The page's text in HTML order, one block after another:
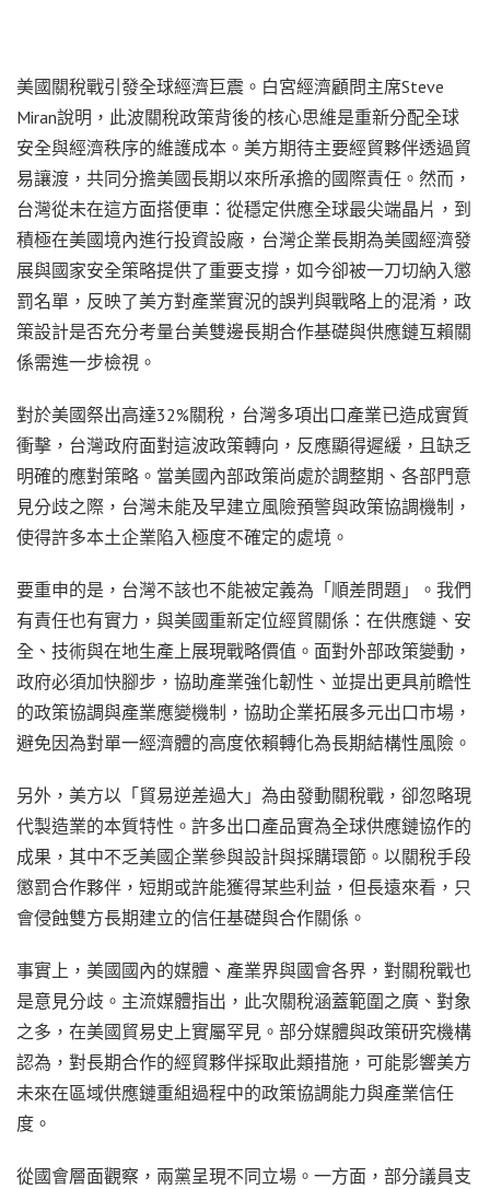
美國關稅戰引發全球經濟巨震。白宮經濟顧問主席Steve
Miran說明，此波關稅政策背後的核心思維是重新分配全球
安全與經濟秩序的維護成本。美方期待主要經貿夥伴透過貿
易讓渡，共同分擔美國長期以來所承擔的國際責任。然而，
台灣從未在這方面搭便車：從穩定供應全球最尖端晶片，到
積極在美國境內進行投資設廠，台灣企業長期為美國經濟發
展與國家安全策略提供了重要支撐，如今卻被一刀切納入懲
罰名單，反映了美方對產業實況的誤判與戰略上的混淆，政
策設計是否充分考量台美雙邊長期合作基礎與供應鏈互賴關
係需進一步檢視。
對於美國祭出高達32%關稅，台灣多項出口產業已造成實質
衝擊，台灣政府面對這波政策轉向，反應顯得遲緩，且缺乏
明確的應對策略。當美國內部政策尚處於調整期、各部門意
見分歧之際，台灣未能及早建立風險預警與政策協調機制，
使得許多本土企業陷入極度不確定的處境。
要重申的是，台灣不該也不能被定義為「順差問題」。我們
有責任也有實力，與美國重新定位經貿關係：在供應鏈、安
全、技術與在地生產上展現戰略價值。面對外部政策變動，
政府必須加快腳步，協助產業強化韌性、並提出更具前瞻性
的政策協調與產業應變機制，協助企業拓展多元出口市場，
避免因為對單一經濟體的高度依賴轉化為長期結構性風險。
另外，美方以「貿易逆差過大」為由發動關稅戰，卻忽略現
代製造業的本質特性。許多出口產品實為全球供應鏈協作的
成果，其中不乏美國企業參與設計與採購環節。以關稅手段
懲罰合作夥伴，短期或許能獲得某些利益，但長遠來看，只
會侵蝕雙方長期建立的信任基礎與合作關係。
事實上，美國國內的媒體、產業界與國會各界，對關稅戰也
是意見分歧。主流媒體指出，此次關稅涵蓋範圍之廣、對象
之多，在美國貿易史上實屬罕見。部分媒體與政策研究機構
認為，對長期合作的經貿夥伴採取此類措施，可能影響美方
未來在區域供應鏈重組過程中的政策協調能力與產業信任
度。
從國會層面觀察，兩黨呈現不同立場。一方面，部分議員支